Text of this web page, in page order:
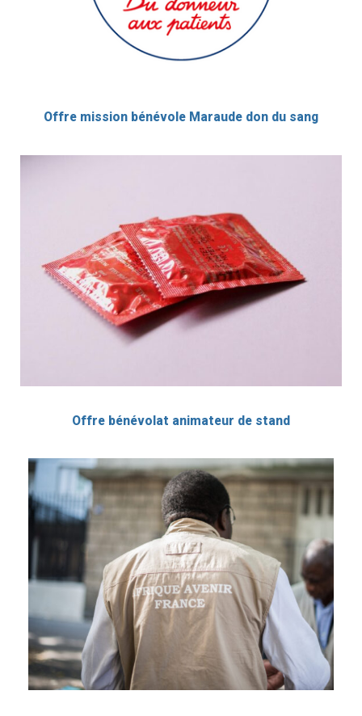
Offre mission bénévole Maraude don du sang
Offre bénévolat animateur de stand